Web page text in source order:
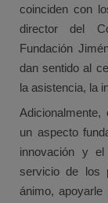
coinciden con
director del
Fundación
dan sentido al
la asistencia, la
Adicionalmente,
un aspecto
innovación y
servicio de los
ánimo, apoyarle